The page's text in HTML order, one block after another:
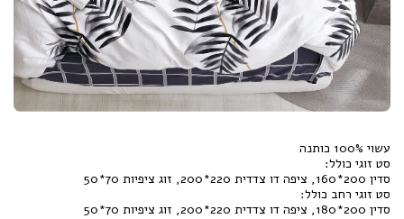
סדין 200*180, ציפה דו צדדית 220*200, זוג ציפיות 70*50